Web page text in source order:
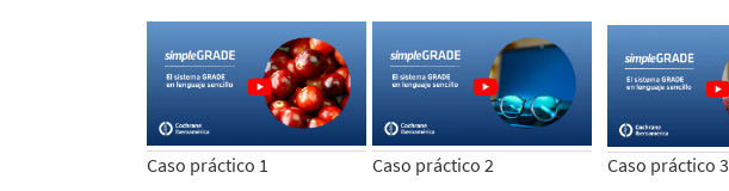
Caso práctico 1 Caso práctico 2 Caso práctico 3